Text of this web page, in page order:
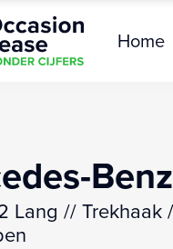
Home
Lang //